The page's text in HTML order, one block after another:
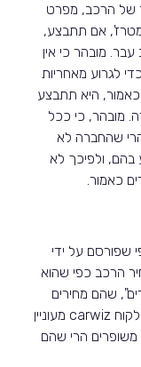
של הרכב, מפרט
אם תתבצע,
מובהר כי אין
לגרוע מאחריות
היא תתבצע
מובהר, כי ככל
שהחברה לא
בהם, ולפיכך לא
כאמור.
שפורסם על ידי
הרכב כפי שהוא
שהם מחירים
carwiz מעוניין
משופרים הרי שהם